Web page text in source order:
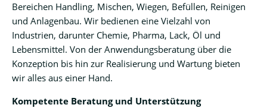
Bereichen Handling, Mischen, Wiegen, Befüllen, Reinigen
und Anlagenbau. Wir bedienen eine Vielzahl von
Industrien, darunter Chemie, Pharma, Lack, Öl und
Lebensmittel. Von der Anwendungsberatung über die
Konzeption bis hin zur Realisierung und Wartung bieten
wir alles aus einer Hand.
Kompetente Beratung und Unterstützung